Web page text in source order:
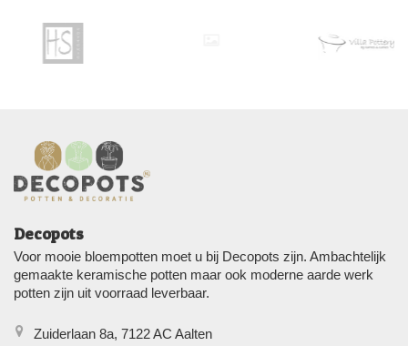
Decopots
Voor mooie bloempotten moet u bij Decopots zijn. Ambachtelijk
gemaakte keramische potten maar ook moderne aarde werk
potten zijn uit voorraad leverbaar.
Zuiderlaan 8a, 7122 AC Aalten